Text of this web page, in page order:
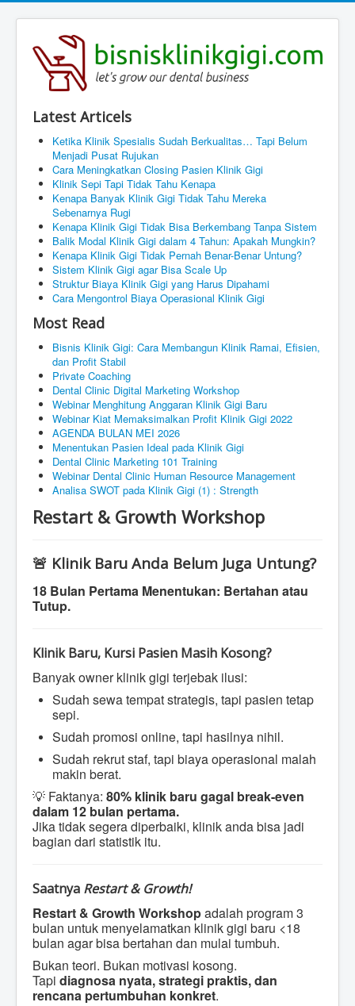
Latest Articels
Ketika Klinik Spesialis Sudah Berkualitas… Tapi Belum
Menjadi Pusat Rujukan
Cara Meningkatkan Closing Pasien Klinik Gigi
Klinik Sepi Tapi Tidak Tahu Kenapa
Kenapa Banyak Klinik Gigi Tidak Tahu Mereka
Sebenarnya Rugi
Kenapa Klinik Gigi Tidak Bisa Berkembang Tanpa Sistem
Balik Modal Klinik Gigi dalam 4 Tahun: Apakah Mungkin?
Kenapa Klinik Gigi Tidak Pernah Benar-Benar Untung?
Sistem Klinik Gigi agar Bisa Scale Up
Struktur Biaya Klinik Gigi yang Harus Dipahami
Cara Mengontrol Biaya Operasional Klinik Gigi
Most Read
Bisnis Klinik Gigi: Cara Membangun Klinik Ramai, Efisien,
dan Profit Stabil
Private Coaching
Dental Clinic Digital Marketing Workshop
Webinar Menghitung Anggaran Klinik Gigi Baru
Webinar Kiat Memaksimalkan Profit Klinik Gigi 2022
AGENDA BULAN MEI 2026
Menentukan Pasien Ideal pada Klinik Gigi
Dental Clinic Marketing 101 Training
Webinar Dental Clinic Human Resource Management
Analisa SWOT pada Klinik Gigi (1) : Strength
Restart & Growth Workshop
🚨 Klinik Baru Anda Belum Juga Untung?
18 Bulan Pertama Menentukan: Bertahan atau
Tutup.
Klinik Baru, Kursi Pasien Masih Kosong?
Banyak owner klinik gigi terjebak ilusi:
Sudah sewa tempat strategis, tapi pasien tetap
sepi.
Sudah promosi online, tapi hasilnya nihil.
Sudah rekrut staf, tapi biaya operasional malah
makin berat.
💡 Faktanya: 80% klinik baru gagal break-even
dalam 12 bulan pertama.
Jika tidak segera diperbaiki, klinik anda bisa jadi
bagian dari statistik itu.
Saatnya Restart & Growth!
Restart & Growth Workshopadalah program 3
bulan untuk menyelamatkan klinik gigi baru <18
bulan agar bisa bertahan dan mulai tumbuh.
Bukan teori. Bukan motivasi kosong.
Tapi diagnosa nyata, strategi praktis, dan
rencana pertumbuhan konkret.